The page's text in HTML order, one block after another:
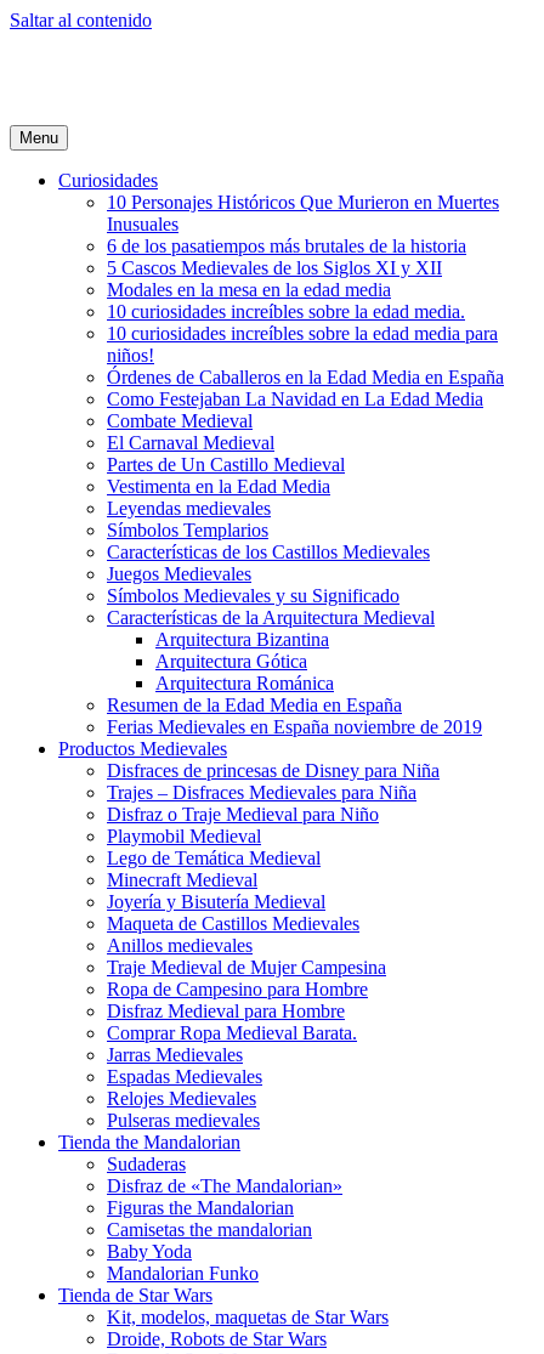
Saltar al contenido
Menu
Curiosidades
10 Personajes Históricos Que Murieron en Muertes
Inusuales
6 de los pasatiempos más brutales de la historia
5 Cascos Medievales de los Siglos XI y XII
Modales en la mesa en la edad media
10 curiosidades increíbles sobre la edad media.
10 curiosidades increíbles sobre la edad media para
niños!
Órdenes de Caballeros en la Edad Media en España
Como Festejaban La Navidad en La Edad Media
Combate Medieval
El Carnaval Medieval
Partes de Un Castillo Medieval
Vestimenta en la Edad Media
Leyendas medievales
Símbolos Templarios
Características de los Castillos Medievales
Juegos Medievales
Símbolos Medievales y su Significado
Características de la Arquitectura Medieval
Arquitectura Bizantina
Arquitectura Gótica
Arquitectura Románica
Resumen de la Edad Media en España
Ferias Medievales en España noviembre de 2019
Productos Medievales
Disfraces de princesas de Disney para Niña
Trajes – Disfraces Medievales para Niña
Disfraz o Traje Medieval para Niño
Playmobil Medieval
Lego de Temática Medieval
Minecraft Medieval
Joyería y Bisutería Medieval
Maqueta de Castillos Medievales
Anillos medievales
Traje Medieval de Mujer Campesina
Ropa de Campesino para Hombre
Disfraz Medieval para Hombre
Comprar Ropa Medieval Barata.
Jarras Medievales
Espadas Medievales
Relojes Medievales
Pulseras medievales
Tienda the Mandalorian
Sudaderas
Disfraz de «The Mandalorian»
Figuras the Mandalorian
Camisetas the mandalorian
Baby Yoda
Mandalorian Funko
Tienda de Star Wars
Kit, modelos, maquetas de Star Wars
Droide, Robots de Star Wars